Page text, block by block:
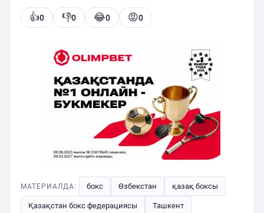
👍0 👎0 😂0 😡0
МАТЕРИАЛДА: бокс Өзбекстан қазақ боксы
Қазақстан бокс федерациясы Ташкент